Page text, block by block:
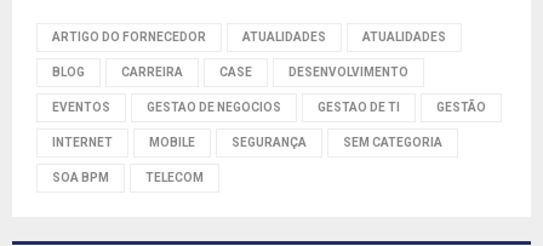
ARTIGO DO FORNECEDOR ATUALIDADES ATUALIDADES
BLOG CARREIRA CASE DESENVOLVIMENTO
EVENTOS GESTAO DE NEGOCIOS GESTAO DE TI GESTÃO
INTERNET MOBILE SEGURANÇA SEM CATEGORIA
SOA BPM TELECOM